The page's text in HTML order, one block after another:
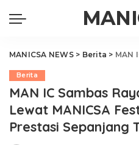
MANICSA NEWS> Berita > MAN IC Sambas
Berita
MAN IC Sambas
Lewat MANICSA
Prestasi Sepanjang